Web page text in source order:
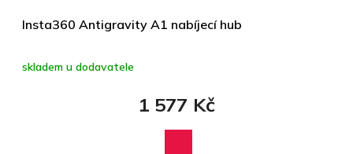
Insta360 Antigravity A1 nabíjecí hub
skladem u dodavatele
1 577 Kč